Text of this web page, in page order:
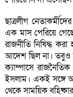
ছাত্রলীগ
এক মাস পেরিয়ে
রাজনীতি নিষিদ্ধ
আদেশ ছিল না। তবুও
ক্যাম্পাসে
ইসলাম। একই সঙ্গে
থেকে সাময়িক